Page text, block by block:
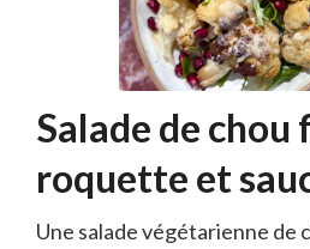
Salade de
roquette et
Une salade végétarienne de